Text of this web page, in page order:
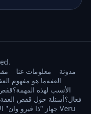
مدونة
معلومات عنا
العفةما هو مفهوم
الأنسب لهذه المهمة؟قفص
فعال؟أسئلة حول قفص العفة
جهاز "ذا فيرو وان"